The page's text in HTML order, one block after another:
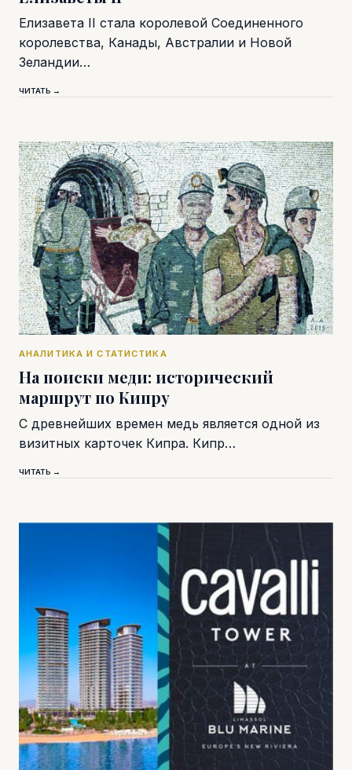
Елизавета II стала королевой Соединенного
королевства, Канады, Австралии и Новой
Зеландии…
ЧИТАТЬ →
АНАЛИТИКА И СТАТИСТИКА
На поиски меди: исторический
маршрут по Кипру
С древнейших времен медь является одной из
визитных карточек Кипра. Кипр…
ЧИТАТЬ →